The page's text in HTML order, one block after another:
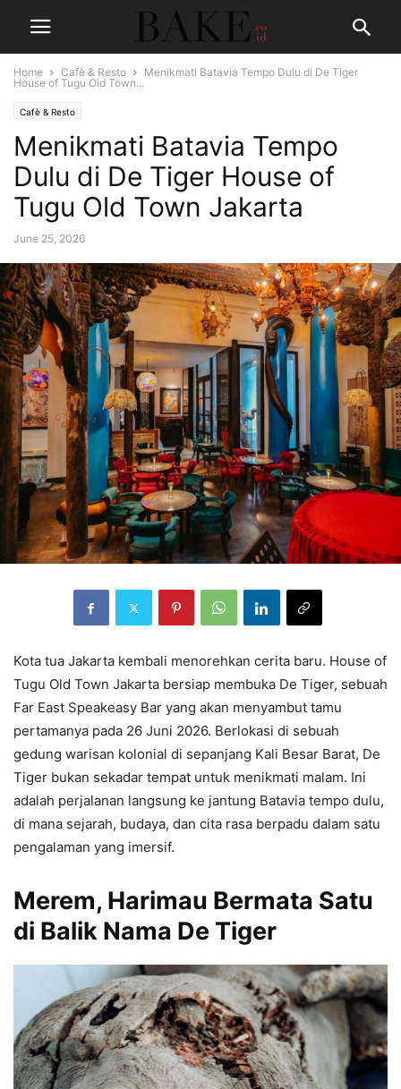
Home Cafè & Resto
Menikmati Batavia Tempo Dulu di De Tiger
House of Tugu Old Town...
Cafè & Resto
Menikmati Batavia Tempo
Dulu di De Tiger House of
Tugu Old Town Jakarta
June 25, 2026
Kota tua Jakarta kembali menorehkan cerita baru. House of
Tugu Old Town Jakarta bersiap membuka De Tiger, sebuah
Far East Speakeasy Bar yang akan menyambut tamu
pertamanya pada 26 Juni 2026. Berlokasi di sebuah
gedung warisan kolonial di sepanjang Kali Besar Barat, De
Tiger bukan sekadar tempat untuk menikmati malam. Ini
adalah perjalanan langsung ke jantung Batavia tempo dulu,
di mana sejarah, budaya, dan cita rasa berpadu dalam satu
pengalaman yang imersif.
Merem, Harimau Bermata Satu
di Balik Nama De Tiger